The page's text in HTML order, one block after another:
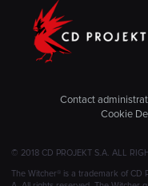
Contact
Cookie
© 2018 CD PROJEKT S.A. ALL
The Witcher® is a trademark of CD